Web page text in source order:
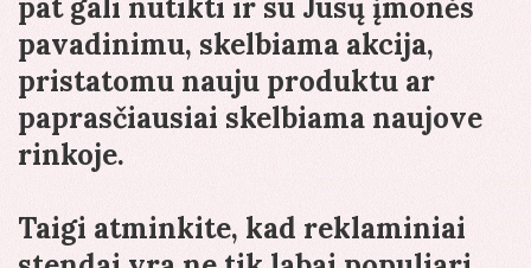
pat gali nutikti ir su Jūsų įmonės
pavadinimu, skelbiama akcija,
pristatomu nauju produktu ar
paprasčiausiai skelbiama naujove
rinkoje.
Taigi atminkite, kad reklaminiai